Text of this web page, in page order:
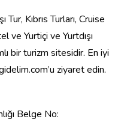
Kıbrıs Turları, Cruise
ve Yurtiçi ve Yurtdışı
bir turizm sitesidir. En iyi
ziyaret edin.
Belge No: